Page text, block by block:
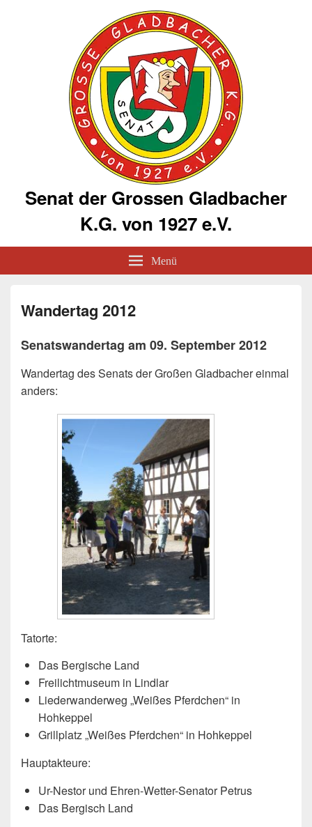
Senat der Grossen Gladbacher
K.G. von 1927 e.V.
Menü
Wandertag 2012
Senatswandertag am 09. September 2012
Wandertag des Senats der Großen Gladbacher einmal
anders:
Tatorte:
Das Bergische Land
Freilichtmuseum in Lindlar
Liederwanderweg „Weißes Pferdchen“ in
Hohkeppel
Grillplatz „Weißes Pferdchen“ in Hohkeppel
Hauptakteure:
Ur-Nestor und Ehren-Wetter-Senator Petrus
Das Bergisch Land